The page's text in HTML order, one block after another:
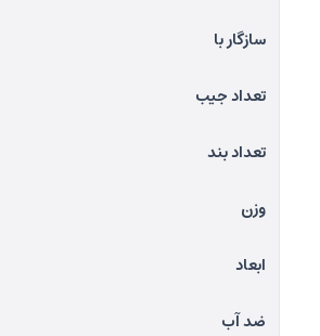
سازگار با
تعداد جیب
تعداد بند
وزن
ابعاد
ضد آب